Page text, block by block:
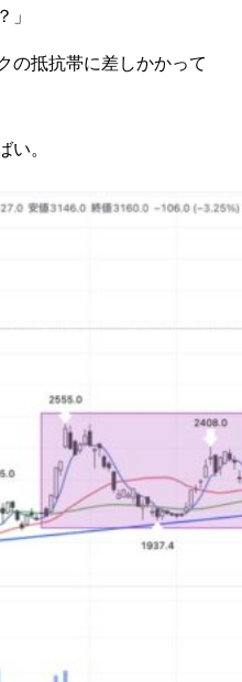
」
の抵抗帯に差しかかって
。